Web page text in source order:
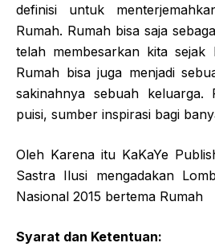
definisi untuk
Rumah. Rumah bisa saja
telah membesarkan kita sejak
Rumah bisa juga menjadi
sakinahnya sebuah keluarga.
puisi, sumber inspirasi bagi
Oleh Karena itu KaKaYe
Sastra Ilusi mengadakan
Nasional 2015 bertema Rumah
Syarat dan Ketentuan: